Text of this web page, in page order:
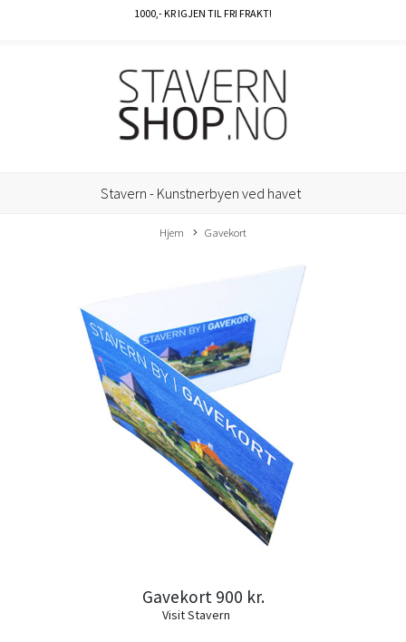
1000,- KR IGJEN TIL FRI FRAKT!
Stavern - Kunstnerbyen ved havet
Hjem Gavekort
Gavekort 900 kr.
Visit Stavern